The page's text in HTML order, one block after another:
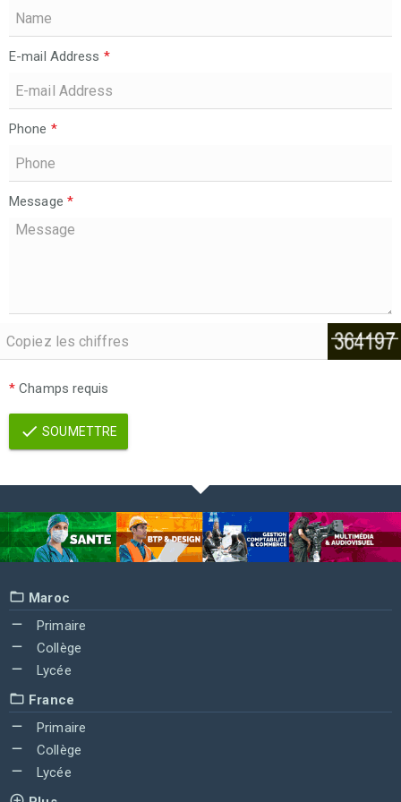
E-mail Address *
Phone *
Message *
* Champs requis
SOUMETTRE
Maroc
Primaire
Collège
Lycée
France
Primaire
Collège
Lycée